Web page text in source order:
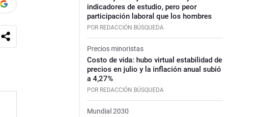
indicadores de estudio, pero peor
participación laboral que los hombres
POR REDACCIÓN BÚSQUEDA
Precios minoristas
Costo de vida: hubo virtual estabilidad de
precios en julio y la inflación anual subió
a 4,27%
POR REDACCIÓN BÚSQUEDA
Mundial 2030